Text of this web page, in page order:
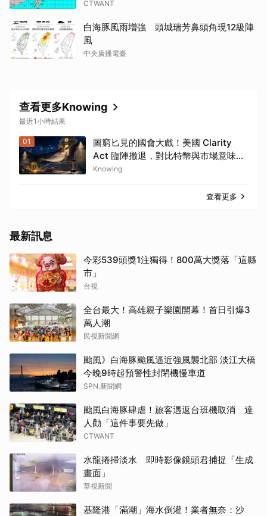
CTWANT
白海豚風雨增強 頭城瑞芳鼻頭角現12級陣
風
中央廣播電臺
查看更多Knowing
最近1小時結果
01
圖窮匕見的國會大戲！美國 Clarity
Act 臨陣撤退，對比特幣與市場意味著
什麼？
Knowing
查看更多
最新訊息
今彩539頭獎1注獨得！800萬大獎落「這縣
市」
台視
全台最大！高雄親子樂園開幕！首日引爆3
萬人潮
民視新聞網
颱風》白海豚颱風逼近強風襲北部 淡江大橋
今晚9時起預警性封閉機慢車道
SPN.新聞網
颱風白海豚肆虐！旅客遇返台班機取消 達
人勸「這件事要先做」
CTWANT
水龍捲掃淡水 即時影像鏡頭君捕捉「生成
畫面」
華視新聞
基隆港「滿潮」海水倒灌！業者無奈：沙